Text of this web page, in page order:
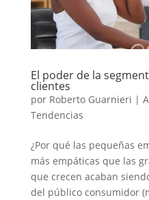
El poder de la
clientes
por Roberto Guarnieri |
Tendencias
¿Por qué las pequeñas
más empáticas que las
que crecen acaban
del público consumidor